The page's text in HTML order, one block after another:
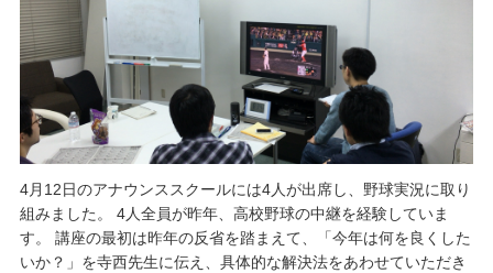
4月12日のアナウンススクールには4人が出席し、野球実況に取り
組みました。 4人全員が昨年、高校野球の中継を経験していま
す。 講座の最初は昨年の反省を踏まえて、「今年は何を良くした
いか？」を寺西先生に伝え、具体的な解決法をあわせていただき